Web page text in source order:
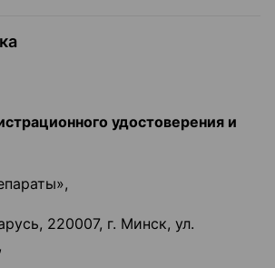
удостоверения и
220007, г. Минск, ул.